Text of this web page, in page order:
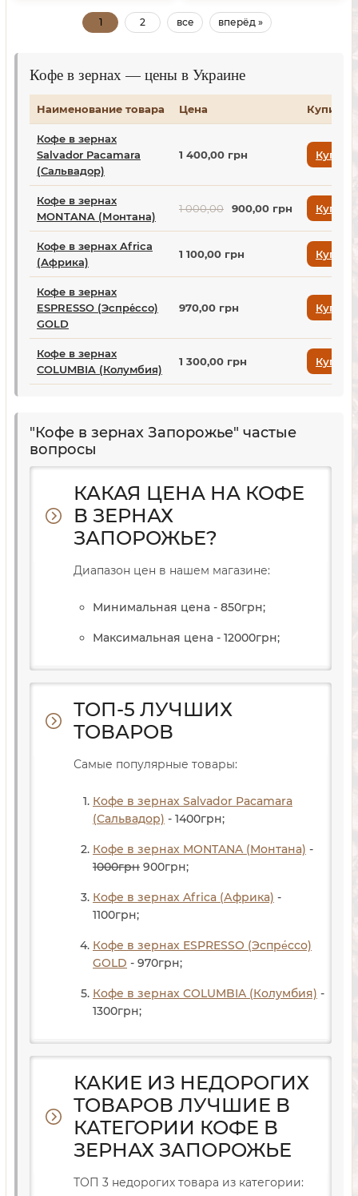
1 2 все вперёд »
Кофе в зернах — цены в Украине
Наименование товара Цена Купить
Кофе в зернах
Salvador Pacamara
(Сальвадор)
1 400,00 грн Купить
Кофе в зернах
MONTANA (Монтана)
1 000,00 900,00 грн Купить
Кофе в зернах Africa
(Африка)
1 100,00 грн Купить
Кофе в зернах
ESPRESSO (Эспре́ссо)
GOLD
970,00 грн Купить
Кофе в зернах
COLUMBIA (Колумбия)
1 300,00 грн Купить
"Кофе в зернах Запорожье" частые
вопросы
КАКАЯ ЦЕНА НА КОФЕ
В ЗЕРНАХ
ЗАПОРОЖЬЕ?
Диапазон цен в нашем магазине:
Минимальная цена - 850грн;
Максимальная цена - 12000грн;
ТОП-5 ЛУЧШИХ
ТОВАРОВ
Самые популярные товары:
Кофе в зернах Salvador Pacamara
(Сальвадор) - 1400грн;
Кофе в зернах MONTANA (Монтана) -
1000грн 900грн;
Кофе в зернах Africa (Африка) -
1100грн;
Кофе в зернах ESPRESSO (Эспре́ссо)
GOLD - 970грн;
Кофе в зернах COLUMBIA (Колумбия) -
1300грн;
КАКИЕ ИЗ НЕДОРОГИХ
ТОВАРОВ ЛУЧШИЕ В
КАТЕГОРИИ КОФЕ В
ЗЕРНАХ ЗАПОРОЖЬЕ
ТОП 3 недорогих товара из категории: